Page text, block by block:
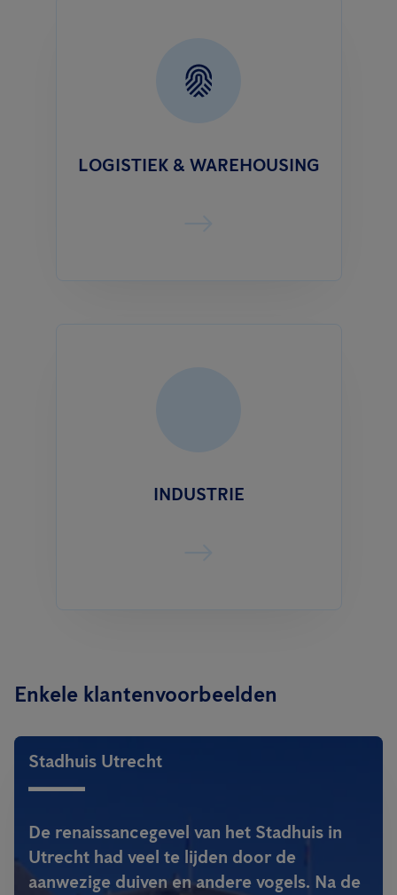
LOGISTIEK & WAREHOUSING
INDUSTRIE
Enkele klantenvoorbeelden
Stadhuis Utrecht
De renaissancegevel van het Stadhuis in
Utrecht had veel te lijden door de
aanwezige duiven en andere vogels. Na de